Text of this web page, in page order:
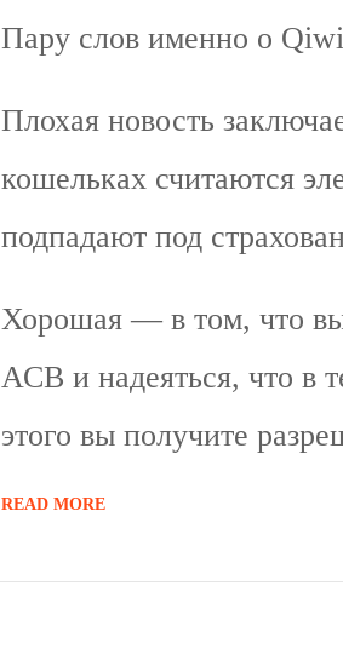
Пару слов именно о Qiwi
Плохая новость
кошельках считаются
подпадают под
Хорошая — в том, что вы
АСВ и надеяться, что в
этого вы получите
READ MORE